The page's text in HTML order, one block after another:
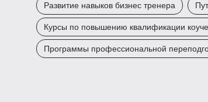
Развитие навыков бизнес тренера
Курсы по повышению квалификации
Программы профессиональной